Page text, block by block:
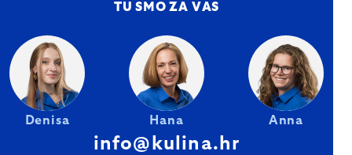
TU SMO ZA VAS
Denisa Hana Anna
info@kulina.hr